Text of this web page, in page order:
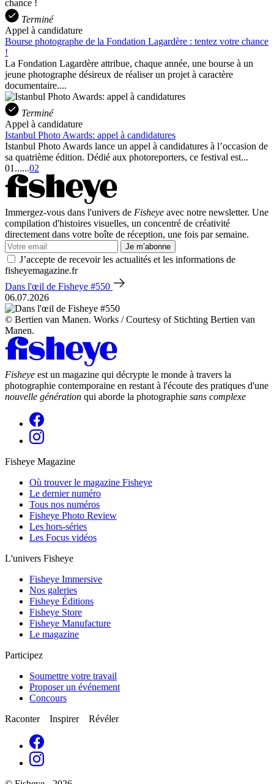
Terminé
Appel à candidature
Bourse photographe de la Fondation Lagardère : tentez votre chance
!
La Fondation Lagardère attribue, chaque année, une bourse à un
jeune photographe désireux de réaliser un projet à caractère
documentaire....
Terminé
Appel à candidature
Istanbul Photo Awards: appel à candidatures
Istanbul Photo Awards lance un appel à candidatures à l’occasion de
sa quatrième édition. Dédié aux photoreporters, ce festival est...
01 ......02
Immergez-vous dans l'univers de Fisheye avec notre newsletter. Une
compilation d'histoires visuelles, un concentré de créativité
directement dans votre boîte de réception, une fois par semaine.
Je m’abonne
J’accepte de recevoir les actualités et les informations de
fisheyemagazine.fr
Dans l'œil de Fisheye #550
06.07.2026
© Bertien van Manen. Works / Courtesy of Stichting Bertien van
Manen.
Fisheye est un magazine qui décrypte le monde à travers la
photographie contemporaine en restant à l'écoute des pratiques d'une
nouvelle génération qui aborde la photographie sans complexe
Fisheye Magazine
Où trouver le magazine Fisheye
Le dernier numéro
Tous nos numéros
Fisheye Photo Review
Les hors-séries
Les Focus vidéos
L'univers Fisheye
Fisheye Immersive
Nos galeries
Fisheye Éditions
Fisheye Store
Fisheye Manufacture
Le magazine
Participez
Soumettre votre travail
Proposer un événement
Concours
Raconter Inspirer Révéler